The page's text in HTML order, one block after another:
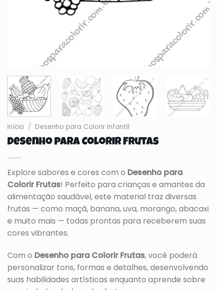
Início / Desenho para Colorir Infantil
Desenho para Colorir Frutas
Explore sabores e cores com o Desenho para
Colorir Frutas! Perfeito para crianças e amantes da
alimentação saudável, este material traz diversas
frutas — como maçã, banana, uva, morango, abacaxi
e muito mais — todas prontas para receberem suas
cores vibrantes.
Com o Desenho para Colorir Frutas, você poderá
personalizar tons, formas e detalhes, desenvolvendo
suas habilidades artísticas enquanto aprende sobre